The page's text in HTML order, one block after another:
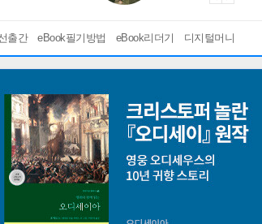
출간 eBook필기방법 eBook리더기 디지털머니